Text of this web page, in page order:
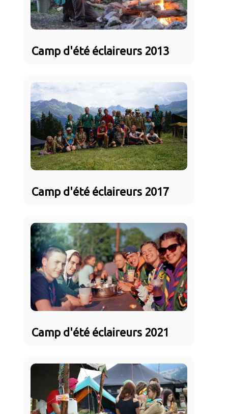
Camp d'été éclaireurs 2013
Camp d'été éclaireurs 2017
Camp d'été éclaireurs 2021